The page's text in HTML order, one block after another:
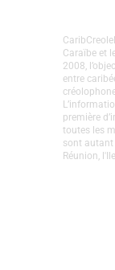
Caraïbe et
2008,
entre
première
toutes les
sont autant
Réunion,